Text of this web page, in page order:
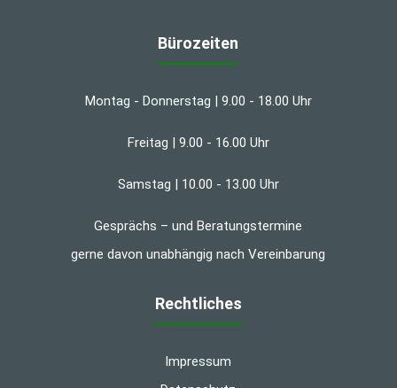
Bürozeiten
Montag - Donnerstag | 9.00 - 18.00 Uhr
Freitag | 9.00 - 16.00 Uhr
Samstag | 10.00 - 13.00 Uhr
Gesprächs – und Beratungstermine
gerne davon unabhängig nach Vereinbarung
Rechtliches
Impressum